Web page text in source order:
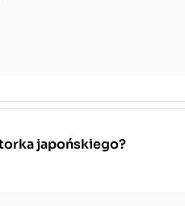
japońskiego?